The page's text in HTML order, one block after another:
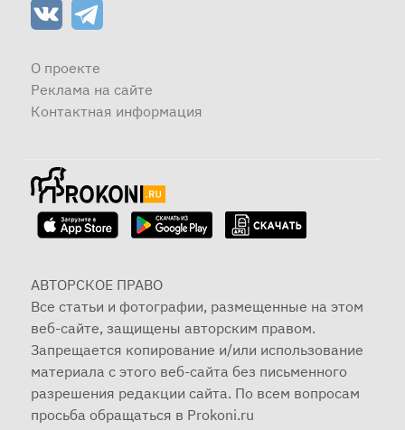
О проекте
Реклама на сайте
Контактная информация
АВТОРСКОЕ ПРАВО
Все статьи и фотографии, размещенные на этом
веб-сайте, защищены авторским правом.
Запрещается копирование и/или использование
материала с этого веб-сайта без письменного
разрешения редакции сайта. По всем вопросам
просьба обращаться в Prokoni.ru